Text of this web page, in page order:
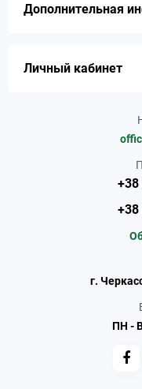
Дополнительная
Личный кабинет
г.
ПН -